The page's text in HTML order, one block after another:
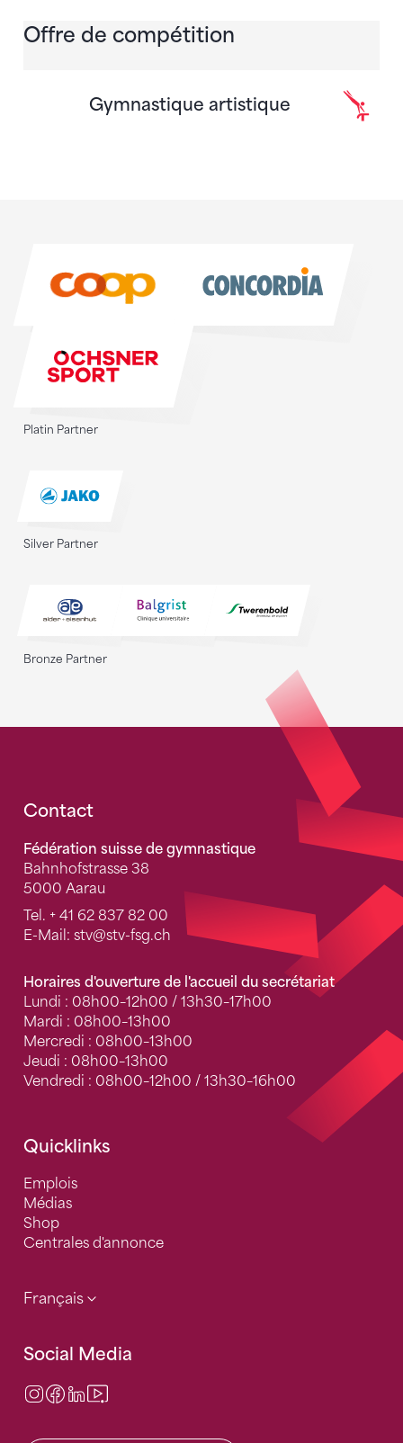
Offre de compétition
Gymnastique artistique
Platin Partner
Silver Partner
Bronze Partner
Fusszeile
Contact
Fédération suisse de gymnastique
Bahnhofstrasse 38
5000 Aarau
Tel. + 41 62 837 82 00
E-Mail: stv@stv-fsg.ch
Horaires d'ouverture de l'accueil du secrétariat
Lundi : 08h00–12h00 / 13h30–17h00
Mardi : 08h00–13h00
Mercredi : 08h00–13h00
Jeudi : 08h00–13h00
Vendredi : 08h00–12h00 / 13h30–16h00
Quicklinks
Emplois
Médias
Shop
Centrales d'annonce
Français
Social Media
Instagram
Facebook
LinkedIn